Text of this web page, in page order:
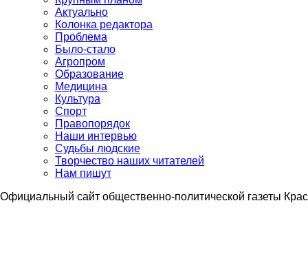
Актуально
Колонка редактора
Проблема
Было-стало
Агропром
Образование
Медицина
Культура
Спорт
Правопорядок
Наши интервью
Судьбы людские
Творчество наших читателей
Нам пишут
Официальный сайт общественно-политической газеты